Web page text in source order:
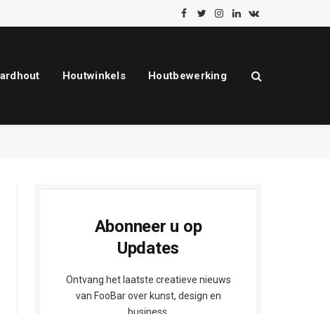
Facebook
TwitterInstagram
LinkedInVKontakte
Houtwinkels Houtbewerking
Abonneer u op
Updates
Ontvang het laatste creatieve nieuws
van FooBar over kunst, design en